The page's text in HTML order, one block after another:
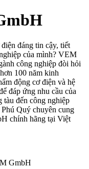
đáng tin cậy, tiết
của mình? VEM
công nghiệp đòi hỏi
100 năm kinh
động cơ điện và hệ
đáp ứng nhu cầu của
đến công nghiệp
Quý chuyên cung
chính hãng tại Việt
GmbH